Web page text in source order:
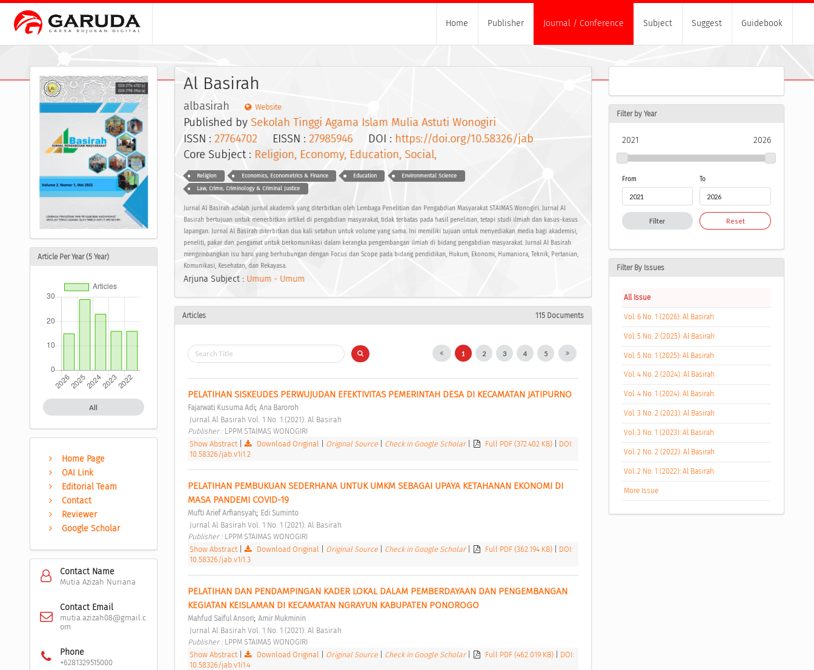
Home Publisher Journal / Conference Subject Suggest Guidebook
Article Per Year (5 Year)
All
Home Page
OAI Link
Editorial Team
Contact
Reviewer
Google Scholar
Contact Name
Mutia Azizah Nuriana
Contact Email
mutia.azizah08@gmail.c
om
Phone
+6281329515000
Al Basirah
albasirah Website
Published by Sekolah Tinggi Agama Islam Mulia Astuti Wonogiri
ISSN : 27764702 EISSN : 27985946DOI : https://doi.org/10.58326/jab
Core Subject : Religion, Economy, Education, Social,
Religion Economics, Econometrics & Finance Education Environmental Science
Law, Crime, Criminology & Criminal Justice
Jurnal Al Basirah adalah jurnal akademik yang diterbitkan oleh Lembaga Penelitian dan Pengabdian Masyarakat STAIMAS Wonogiri. Jurnal Al
Basirah bertujuan untuk menerbitkan artikel di pengabdian masyarakat, tidak terbatas pada hasil penelitian, tetapi studi ilmiah dan kasus-kasus
lapangan. Jurnal Al Basirah diterbitkan dua kali setahun untuk volume yang sama. Ini memiliki tujuan untuk menyediakan media bagi akademisi,
peneliti, pakar dan pengamat untuk berkomunikasi dalam kerangka pengembangan ilmiah di bidang pengabdian masyarakat. Jurnal Al Basirah
mengembangkan isu baru yang berhubungan dengan Focus dan Scope pada bidang pendidikan, Hukum, Ekonomi, Humaniora, Teknik, Pertanian,
Komunikasi, Kesehatan, dan Rekayasa.
Arjuna Subject : Umum - Umum
Articles 115 Documents
1 2 3 4 5
PELATIHAN SISKEUDES PERWUJUDAN EFEKTIVITAS PEMERINTAH DESA DI KECAMATAN JATIPURNO
Fajarwati Kusuma Adi; Ana Baroroh
Jurnal Al Basirah Vol. 1 No. 1 (2021): Al Basirah
Publisher : LPPM STAIMAS WONOGIRI
Show Abstract| Download Original Original Source Check in Google Scholar Full PDF (372.402 KB)
DOI:
10.58326/jab.v1i1.2
PELATIHAN PEMBUKUAN SEDERHANA UNTUK UMKM SEBAGAI UPAYA KETAHANAN EKONOMI DI
MASA PANDEMI COVID-19
Mufti Arief Arfiansyah; Edi Suminto
Jurnal Al Basirah Vol. 1 No. 1 (2021): Al Basirah
Publisher : LPPM STAIMAS WONOGIRI
Show Abstract| Download Original Original Source Check in Google Scholar Full PDF (362.194 KB)
DOI:
10.58326/jab.v1i1.3
PELATIHAN DAN PENDAMPINGAN KADER LOKAL DALAM PEMBERDAYAAN DAN PENGEMBANGAN
KEGIATAN KEISLAMAN DI KECAMATAN NGRAYUN KABUPATEN PONOROGO
Mahfud Saiful Ansori; Amir Mukminin
Jurnal Al Basirah Vol. 1 No. 1 (2021): Al Basirah
Publisher : LPPM STAIMAS WONOGIRI
Show Abstract| Download Original Original Source Check in Google Scholar Full PDF (462.019 KB)
DOI:
10.58326/jab.v1i1.4
Filter by Year
2021 2026
From To
Filter Reset
Filter By Issues
All Issue
Vol. 6 No. 1 (2026): Al Basirah
Vol. 5 No. 2 (2025): Al Basirah
Vol. 5 No. 1 (2025): Al Basirah
Vol. 4 No. 2 (2024): Al Basirah
Vol. 4 No. 1 (2024): Al Basirah
Vol. 3 No. 2 (2023): Al Basirah
Vol. 3 No. 1 (2023): Al Basirah
Vol. 2 No. 2 (2022): Al Basirah
Vol. 2 No. 1 (2022): Al Basirah
More Issue